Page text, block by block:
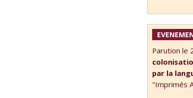
Parution le
par la
"Imprimés